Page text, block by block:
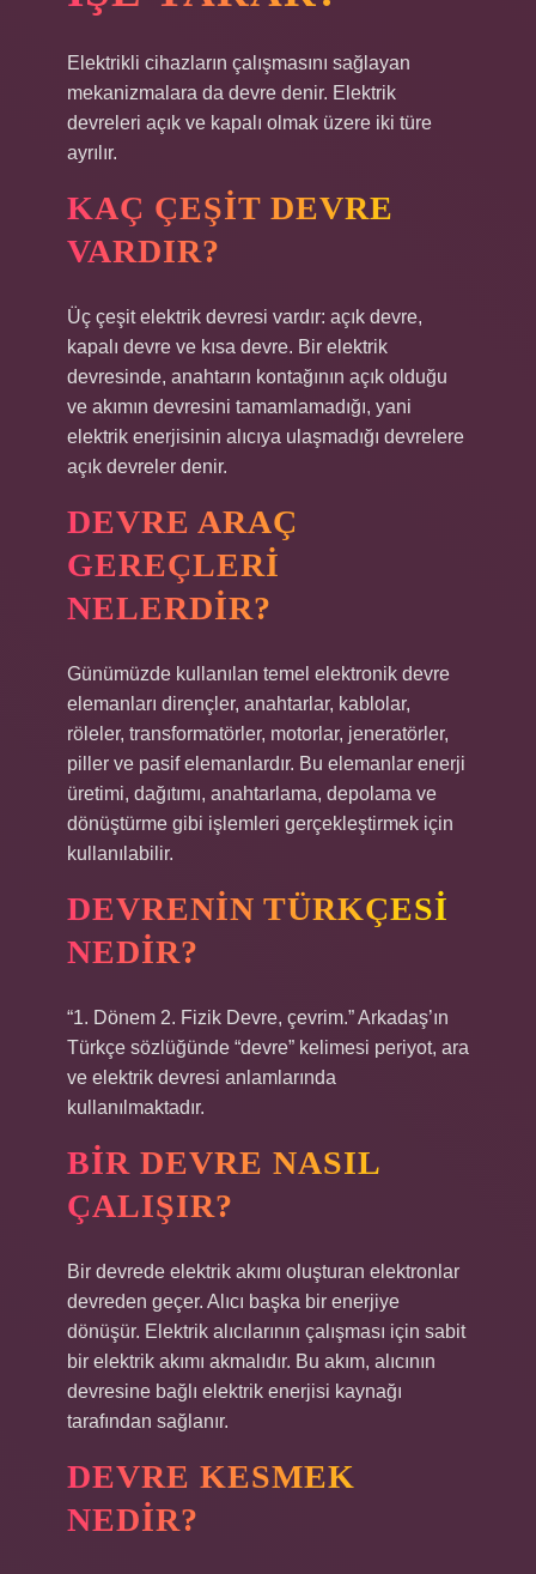
Elektrikli cihazların çalışmasını sağlayan
mekanizmalara da devre denir. Elektrik
devreleri açık ve kapalı olmak üzere iki türe
ayrılır.
KAÇ ÇEŞIT DEVRE
VARDIR?
Üç çeşit elektrik devresi vardır: açık devre,
kapalı devre ve kısa devre. Bir elektrik
devresinde, anahtarın kontağının açık olduğu
ve akımın devresini tamamlamadığı, yani
elektrik enerjisinin alıcıya ulaşmadığı devrelere
açık devreler denir.
DEVRE ARAÇ
GEREÇLERI
NELERDIR?
Günümüzde kullanılan temel elektronik devre
elemanları dirençler, anahtarlar, kablolar,
röleler, transformatörler, motorlar, jeneratörler,
piller ve pasif elemanlardır. Bu elemanlar enerji
üretimi, dağıtımı, anahtarlama, depolama ve
dönüştürme gibi işlemleri gerçekleştirmek için
kullanılabilir.
DEVRENIN TÜRKÇESI
NEDIR?
“1. Dönem 2. Fizik Devre, çevrim.” Arkadaş’ın
Türkçe sözlüğünde “devre” kelimesi periyot, ara
ve elektrik devresi anlamlarında
kullanılmaktadır.
BIR DEVRE NASIL
ÇALIŞIR?
Bir devrede elektrik akımı oluşturan elektronlar
devreden geçer. Alıcı başka bir enerjiye
dönüşür. Elektrik alıcılarının çalışması için sabit
bir elektrik akımı akmalıdır. Bu akım, alıcının
devresine bağlı elektrik enerjisi kaynağı
tarafından sağlanır.
DEVRE KESMEK
NEDIR?